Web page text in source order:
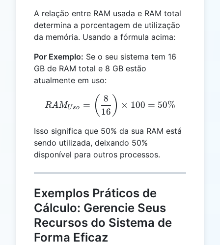
A relação entre RAM usada e RAM total
determina a porcentagem de utilização
da memória. Usando a fórmula acima:
Por Exemplo: Se o seu sistema tem 16
GB de RAM total e 8 GB estão
atualmente em uso:
RAM_{Uso} =
RAMUso = ( 16
8 ) × 100 = 50%
Isso significa que 50% da sua RAM está
sendo utilizada, deixando 50%
disponível para outros processos.
Exemplos Práticos de
Cálculo: Gerencie Seus
Recursos do Sistema de
Forma Eficaz